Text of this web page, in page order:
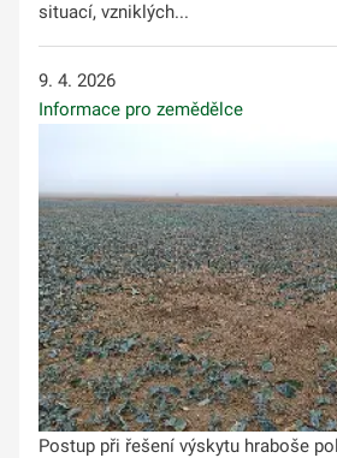
situací, vzniklých...
9. 4. 2026
Informace pro zemědělce
Postup při řešení výskytu hraboše